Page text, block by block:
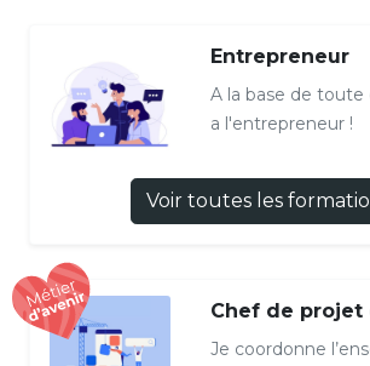
Entrepreneur
A la base de toute
a l'entrepreneur !
Voir toutes les
Chef de projet
Je coordonne